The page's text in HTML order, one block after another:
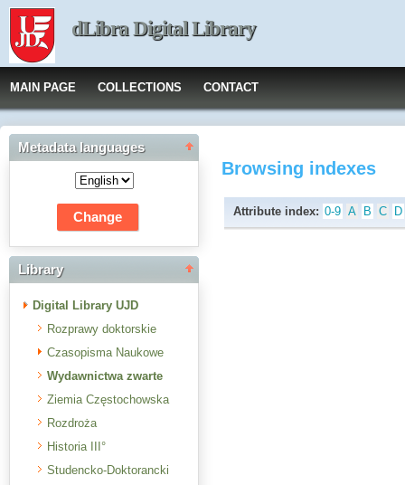
dLibra Digital Library
MAIN PAGE COLLECTIONS CONTACT
Metadata languages
Library
Digital Library UJD
Rozprawy doktorskie
Czasopisma Naukowe
Wydawnictwa zwarte
Ziemia Częstochowska
Rozdroża
Historia III°
Studencko-Doktorancki
Browsing indexes
Attribute index: 0-9 A B C D